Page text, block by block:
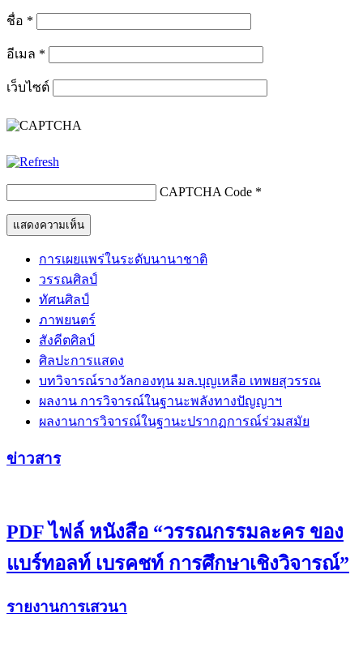
ชื่อ *
อีเมล *
เว็บไซต์
CAPTCHA Code *
การเผยแพร่ในระดับนานาชาติ
วรรณศิลป์
ทัศนศิลป์
ภาพยนตร์
สังคีตศิลป์
ศิลปะการแสดง
บทวิจารณ์รางวัลกองทุน มล.บุญเหลือ เทพยสุวรรณ
ผลงาน การวิจารณ์ในฐานะพลังทางปัญญาฯ
ผลงานการวิจารณ์ในฐานะปรากฏการณ์ร่วมสมัย
ข่าวสาร
PDF ไฟล์ หนังสือ “วรรณกรรมละคร ของ
แบร์ทอลท์ เบรคชท์ การศึกษาเชิงวิจารณ์”
รายงานการเสวนา